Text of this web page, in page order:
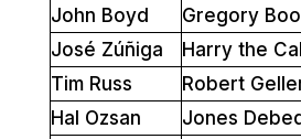
John Boyd
Gregory
José Zúñiga
Harry the
Tim Russ
Robert
Hal Ozsan
Jones